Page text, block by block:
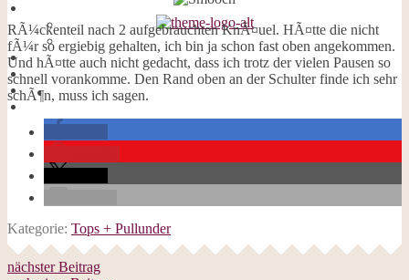
Opal-Abos
Strickblogs
Hörbücher
Datenschutzerklärung
Cookies
Galerie
Opal-Abos
Strickblogs
Hörbücher
RÃ¼ckenteil nach 2 aufgebrauchten KnÃ¤uel. HÃ¤tte die nicht
fÃ¼r so ergiebig gehalten, ich bin ja schon fast oben angekommen.
Und hÃ¤tte auch nicht gedacht, dass ich trotz der vielen Pausen so
schnell vorankomme. Den Rand oben an der Schulter finde ich sehr
schÃ¶n, muss ich sagen.
Kategorie: Tops + Pullunder
nächster Beitrag